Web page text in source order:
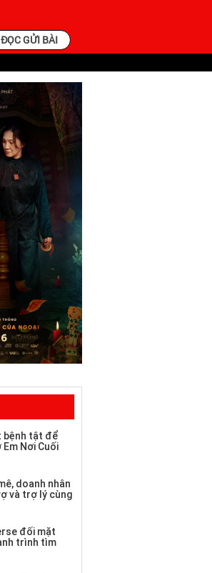
GỬI BÀI
bệnh tật để
Nơi Cuối
doanh nhân
và trợ lý cùng
đối mặt
trình tìm